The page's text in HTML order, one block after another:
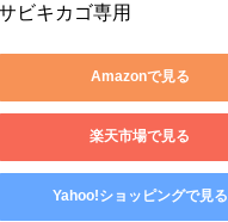
ビキカゴ専用
Amazonで見る
楽天市場で見る
Yahoo!ショッピングで見る